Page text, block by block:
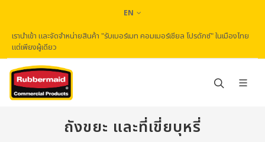
EN
เรานำเข้า และจัดจำหน่ายสินค้า "รับเบอร์เมท คอมเมอร์เชียล โปรดักซ์" ในเมืองไทย
แต่เพียงผู้เดียว
ถังขยะ และที่เขี่ยบุหรี่